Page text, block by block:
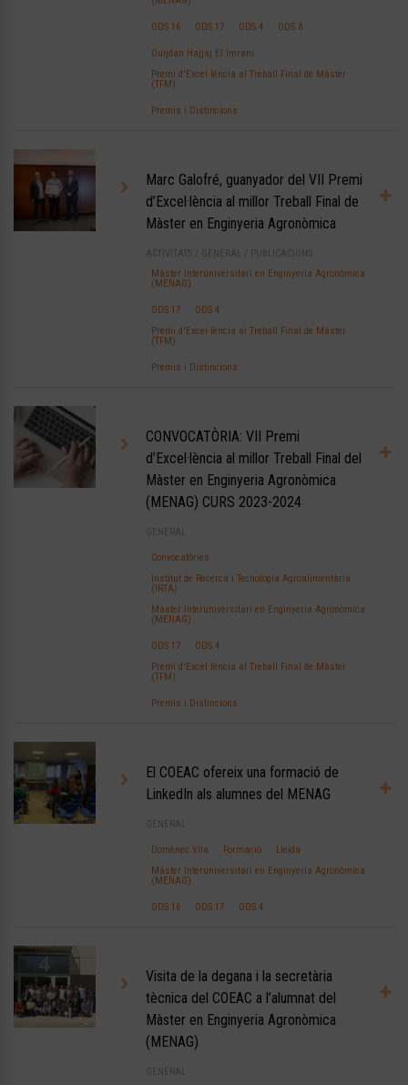
ODS 16 ODS 17 ODS 4 ODS 8
Ouijdan Hajjaj El Imrani
Premi d'Excel·lència al Treball Final de Màster
(TFM)
Premis i Distincions
Marc Galofré, guanyador del VII Premi
d’Excel·lència al millor Treball Final de
Màster en Enginyeria Agronòmica
ACTIVITATS GENERAL
PUBLICACIONS
Màster Interuniversitari en Enginyeria Agronòmica
(MENAG)
ODS 17
ODS 4
Premi d'Excel·lència al Treball Final de Màster
(TFM)
Premis i Distincions
CONVOCATÒRIA: VII Premi
d’Excel·lència al millor Treball Final del
Màster en Enginyeria Agronòmica
(MENAG) CURS 2023-2024
GENERAL
Convocatòries
Institut de Recerca i Tecnologia Agroalimentària
(IRTA)
Màster Interuniversitari en Enginyeria Agronòmica
(MENAG)
ODS 17
ODS 4
Premi d'Excel·lència al Treball Final de Màster
(TFM)
Premis i Distincions
El COEAC ofereix una formació de
LinkedIn als alumnes del MENAG
GENERAL
Domènec Vila Formació
Lleida
Màster Interuniversitari en Enginyeria Agronòmica
(MENAG)
ODS 16 ODS 17 ODS 4
Visita de la degana i la secretària
tècnica del COEAC a l’alumnat del
Màster en Enginyeria Agronòmica
(MENAG)
GENERAL